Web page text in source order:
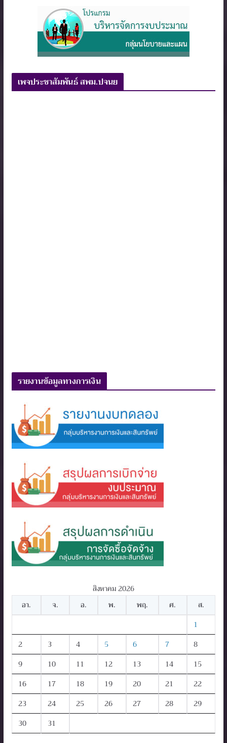
เพจประชาสัมพันธ์ สพม.ปจนย
รายงานข้อมูลทางการเงิน
สิงหาคม 2026
อา.
จ. อ. พ. พฤ. ศ.
ส.
1
2
3 4 5 6 7
8
9
10 11 12 13 14
15
16
17 18 19 20 21
22
23
24 25 26 27 28
29
30
31